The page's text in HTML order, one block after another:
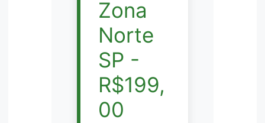
Zona
Norte
SP -
R$199,
00